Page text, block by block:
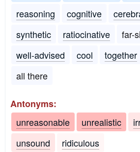
reasoning
cognitive
synthetic
ratiocinative
far-
well-advised
cool together
all there
Antonyms:
unreasonable
unrealistic
unsound
ridiculous